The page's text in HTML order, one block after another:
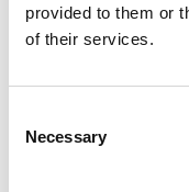
provided to them or
of their services.
Selection
Necessary